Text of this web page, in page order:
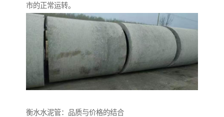
市的正常运转。
衡水水泥管：品质与价格的结合